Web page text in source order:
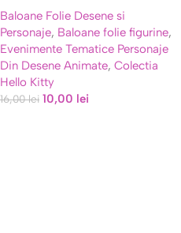
Baloane Folie Desene si
Personaje, Baloane folie figurine,
Evenimente Tematice Personaje
Din Desene Animate, Colectia
Hello Kitty
16,00lei 10,00 lei